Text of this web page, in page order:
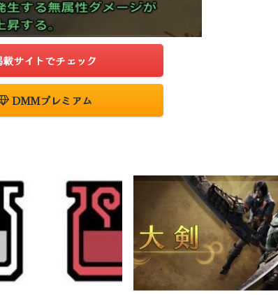
載サイトでチェック
DMMプレミアム